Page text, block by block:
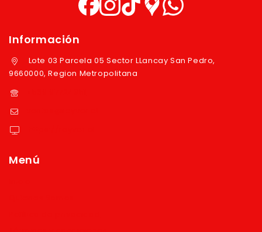
Información
Lote 03 Parcela 05 Sector LLancay San Pedro,
9660000, Region Metropolitana
Menú